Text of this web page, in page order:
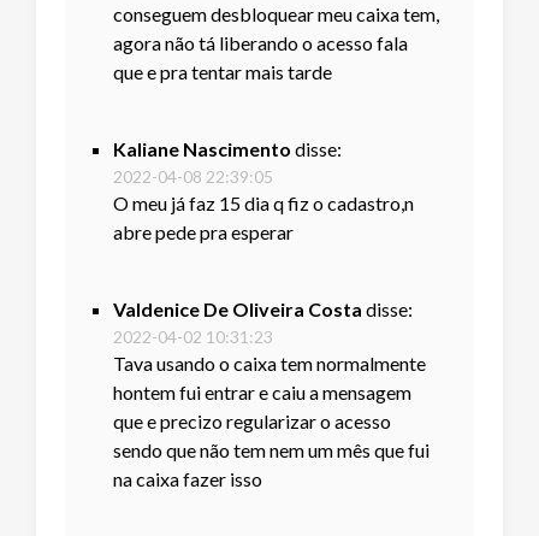
conseguem desbloquear meu caixa tem,
agora não tá liberando o acesso fala
que e pra tentar mais tarde
Kaliane Nascimento disse:
2022-04-08 22:39:05
O meu já faz 15 dia q fiz o cadastro,n
abre pede pra esperar
Valdenice De Oliveira Costa disse:
2022-04-02 10:31:23
Tava usando o caixa tem normalmente
hontem fui entrar e caiu a mensagem
que e precizo regularizar o acesso
sendo que não tem nem um mês que fui
na caixa fazer isso